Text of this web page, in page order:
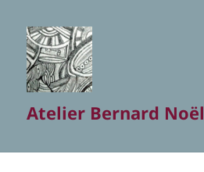
Atelier Bernard Noël